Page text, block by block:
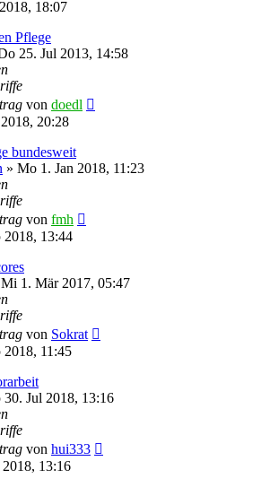
18:07
Pflege
25. Jul 2013, 14:58
von doedl
20:28
bundesweit
» Mo 1. Jan 2018, 11:23
von fmh
2018, 13:44
Mi 1. Mär 2017, 05:47
von Sokrat
11:45
30. Jul 2018, 13:16
von hui333
13:16